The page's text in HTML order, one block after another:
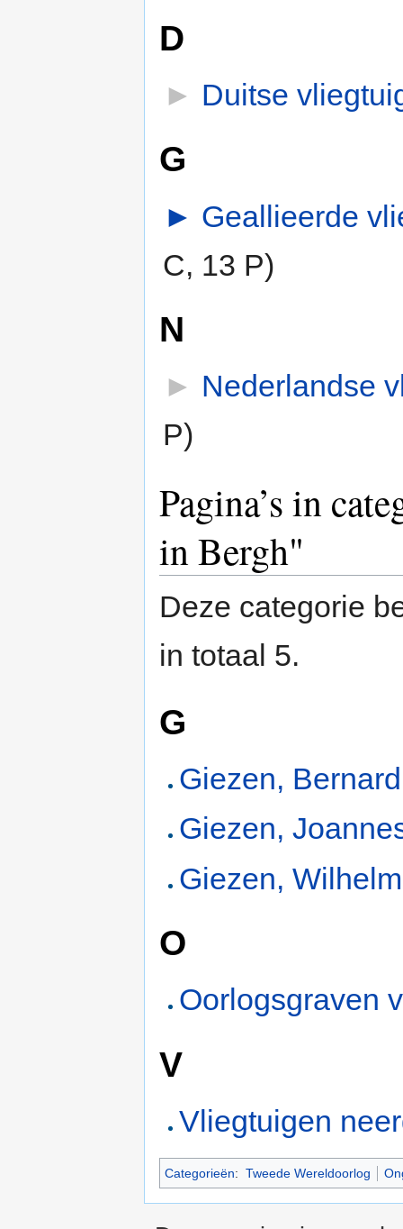
D
► Duitse
G
► Geallieerde
C, 13 P)
N
► Nederlandse
P)
Pagina’s in
in Bergh"
Deze categorie
in totaal 5.
G
Giezen,
Giezen,
Giezen,
O
Oorlogsgraven
V
Vliegtuigen
Categorieën: Tweede Wereldoorlog